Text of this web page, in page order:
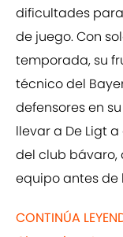
dificultades
de juego. Con
temporada, su
técnico del
defensores en
llevar a De Ligt
del club bávaro,
equipo antes de
CONTINÚA